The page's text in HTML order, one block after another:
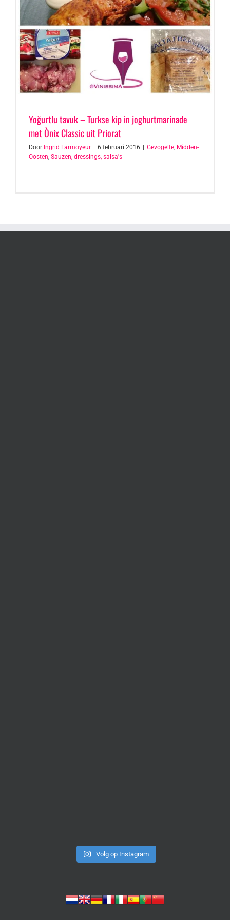
Yoğurtlu tavuk – Turkse kip in joghurtmarinade
met Ònix Classic uit Priorat
Door Ingrid Larmoyeur 6 februari 2016 Gevogelte, Midden-
Oosten, Sauzen, dressings, salsa's
Volg op Instagram